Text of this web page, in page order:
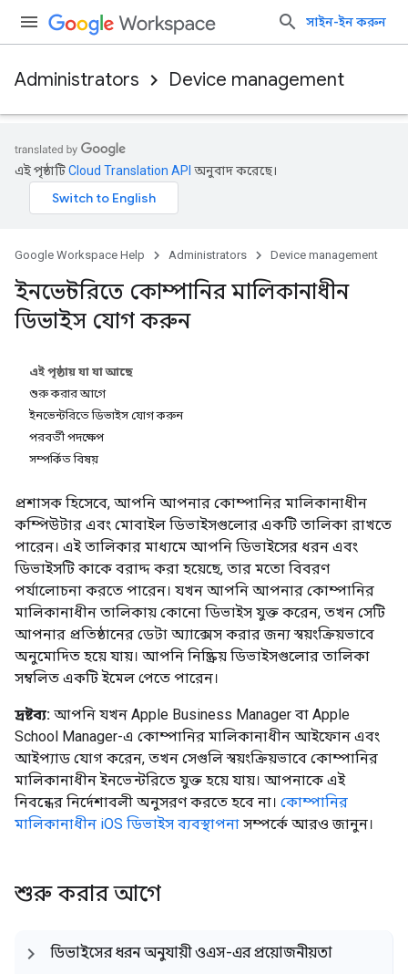
সাইন-ইন করুন
Administrators Device management
এই পৃষ্ঠাটিCloud Translation API অনুবাদ করেছে।
Google Workspace Help Administrators Device management
ইনভেন্টরিতে কোম্পানির মালিকানাধীন
ডিভাইস যোগ করুন
এই পৃষ্ঠায় যা যা আছে
শুরু করার আগে
ইনভেন্টরিতে ডিভাইস যোগ করুন
পরবর্তী পদক্ষেপ
সম্পর্কিত বিষয়
প্রশাসক হিসেবে, আপনি আপনার কোম্পানির মালিকানাধীন
কম্পিউটার এবং মোবাইল ডিভাইসগুলোর একটি তালিকা রাখতে
পারেন। এই তালিকার মাধ্যমে আপনি ডিভাইসের ধরন এবং
ডিভাইসটি কাকে বরাদ্দ করা হয়েছে, তার মতো বিবরণ
পর্যালোচনা করতে পারেন। যখন আপনি আপনার কোম্পানির
মালিকানাধীন তালিকায় কোনো ডিভাইস যুক্ত করেন, তখন সেটি
আপনার প্রতিষ্ঠানের ডেটা অ্যাক্সেস করার জন্য স্বয়ংক্রিয়ভাবে
অনুমোদিত হয়ে যায়। আপনি নিষ্ক্রিয় ডিভাইসগুলোর তালিকা
সম্বলিত একটি ইমেল পেতে পারেন।
দ্রষ্টব্য: আপনি যখন Apple Business Manager বা Apple
School Manager-এ কোম্পানির মালিকানাধীন আইফোন এবং
আইপ্যাড যোগ করেন, তখন সেগুলি স্বয়ংক্রিয়ভাবে কোম্পানির
মালিকানাধীন ইনভেন্টরিতে যুক্ত হয়ে যায়। আপনাকে এই
নিবন্ধের নির্দেশাবলী অনুসরণ করতে হবে না। কোম্পানির
মালিকানাধীন iOS ডিভাইস ব্যবস্থাপনা সম্পর্কে আরও জানুন।
শুরু করার আগে
ডিভাইসের ধরন অনুযায়ী ওএস-এর প্রয়োজনীয়তা